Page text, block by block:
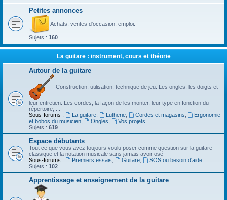
Petites annonces
Achats, ventes d'occasion, emploi.
Sujets : 160
La guitare : instrument, cours et théorie
Autour de la guitare
Construction, utilisation, technique de jeu. Les ongles, les doigts et
leur entretien. Les cordes, la façon de les monter, leur type en fonction du
répertoire, ...
Sous-forums :
La guitare, Lutherie, Cordes et magasins
Ergonomie
et bobos du musicien
Ongles
Vos projets
Sujets : 619
Espace débutants
Tout ce que vous avez toujours voulu poser comme question sur la guitare
classique et la notation musicale sans jamais avoir osé
Sous-forums :
Premiers essais Guitare,
SOS ou besoin d'aide
Sujets : 102
Apprentissage et enseignement de la guitare